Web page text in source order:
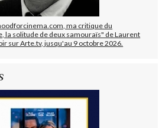
ma critique du
la solitude de deux samouraïs" de Laurent
sur Arte.tv, jusqu'au 9 octobre 2026.